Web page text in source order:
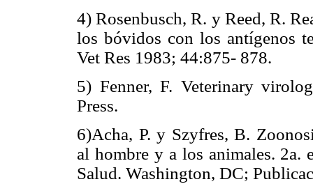
4) Rosenbusch, R. y Reed, R.
los bóvidos con los antígenos
Vet Res 1983; 44:875- 878.
5) Fenner, F. Veterinary
Press.
6)Acha, P. y Szyfres, B.
al hombre y a los animales. 2a.
Salud. Washington, DC;